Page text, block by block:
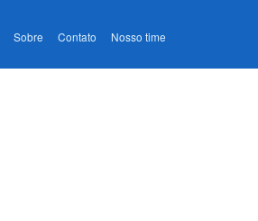
Sobre Contato Nosso time